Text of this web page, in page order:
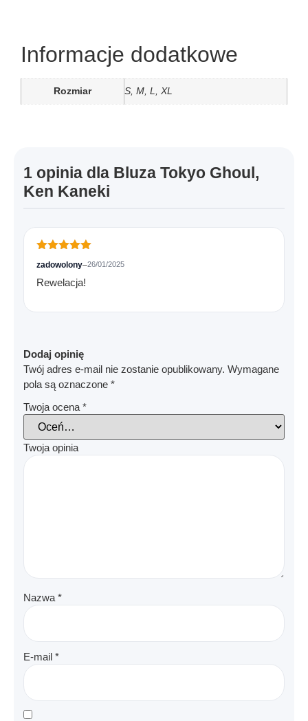
Informacje dodatkowe
Rozmiar S, M, L, XL
1 opinia dla Bluza Tokyo Ghoul,
Ken Kaneki
Oceniono
5
na 5
zadowolony–26/01/2025
Rewelacja!
Dodaj opinię
Twój adres e-mail nie zostanie opublikowany. Wymagane
pola są oznaczone *
Twoja ocena *
Twoja opinia
Nazwa *
E-mail *